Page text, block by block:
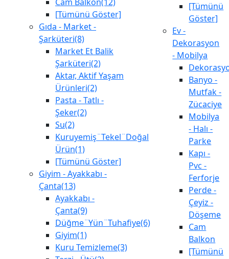
[Tümünü Göster]
Gıda - Market -
Şarküteri(8)
Market Et Balik
Şarküteri(2)
Aktar, Aktif Yaşam
Ürünleri(2)
Pasta - Tatlı -
Şeker(2)
Su(2)
Kuruyemiş¨Tekel¨Doğal
Ürün(1)
[Tümünü Göster]
Giyim - Ayakkabı -
Çanta(13)
Ayakkabı -
Çanta(9)
Düğme¨Yün¨Tuhafiye(6)
Giyim(1)
Kuru Temizleme(3)
[Tümünü
Göster]
Ev -
Dekorasyon
- Mobilya
Banyo -
Mutfak -
Zücaciye
Mobilya
- Halı -
Parke
Kapı -
Pvc -
Ferforje
Perde -
Çeyiz -
Döşeme
Cam
Balkon
[Tümünü